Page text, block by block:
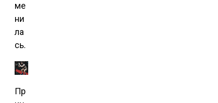
ме
ни
ла
сь.
Пр